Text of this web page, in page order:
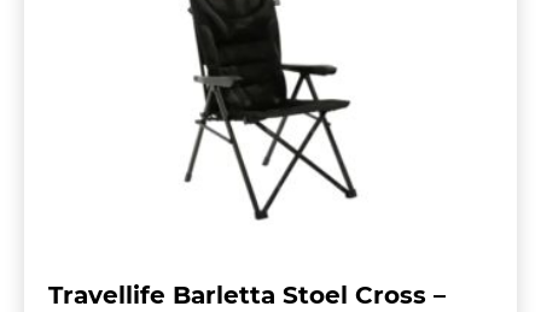
Travellife Barletta Stoel Cross –